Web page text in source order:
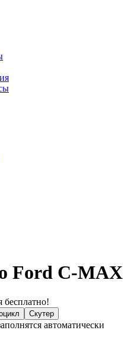
Ford C-MAX
бесплатно!
Скутер
автоматически